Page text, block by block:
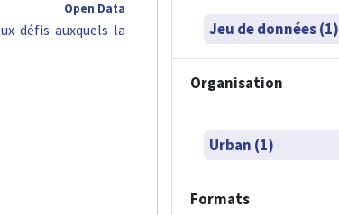
Open Data
défis auxquels la
Jeu de données (1)
Organisation
Urban (1)
Formats